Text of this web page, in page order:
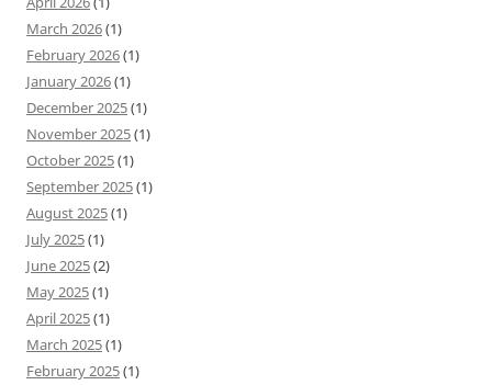
March 2026(1)
February 2026(1)
January 2026(1)
December 2025(1)
November 2025(1)
October 2025(1)
September 2025(1)
August 2025(1)
July 2025(1)
June 2025(2)
May 2025(1)
April 2025(1)
March 2025(1)
February 2025(1)